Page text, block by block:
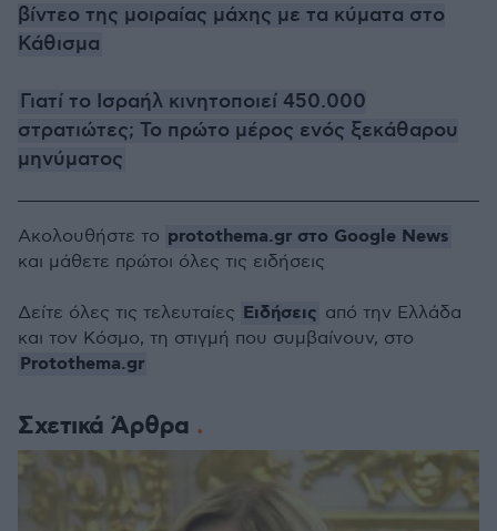
βίντεο της μοιραίας μάχης με τα κύματα στο
Κάθισμα
Γιατί το Ισραήλ κινητοποιεί 450.000
στρατιώτες; Το πρώτο μέρος ενός ξεκάθαρου
μηνύματος
Σχετικά Άρθρα
Ακολουθήστε το protothema.gr στο Google News
και μάθετε πρώτοι όλες τις ειδήσεις
Δείτε όλες τις τελευταίες Ειδήσεις από την Ελλάδα
και τον Κόσμο, τη στιγμή που συμβαίνουν, στο
Protothema.gr